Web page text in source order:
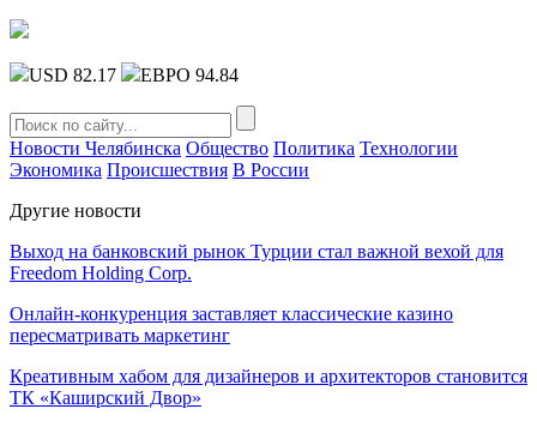
USD 82.17 ЕВРО 94.84
Новости Челябинска Общество Политика Технологии
Экономика Происшествия В России
Другие новости
Выход на банковский рынок Турции стал важной вехой для
Freedom Holding Corp.
Онлайн-конкуренция заставляет классические казино
пересматривать маркетинг
Креативным хабом для дизайнеров и архитекторов становится
ТК «Каширский Двор»